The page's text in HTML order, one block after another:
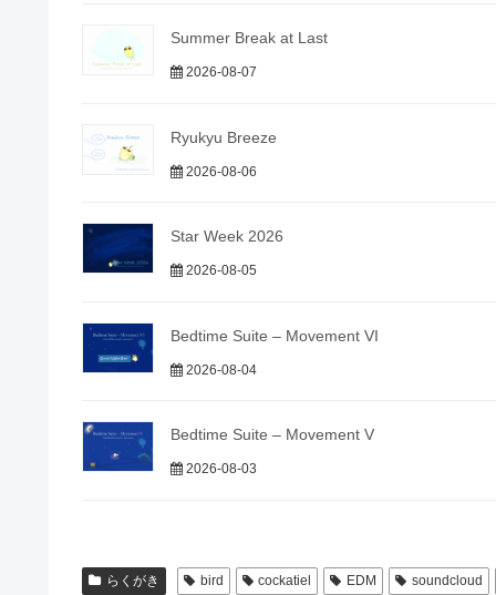
Summer Break at Last
2026-08-07
Ryukyu Breeze
2026-08-06
Star Week 2026
2026-08-05
Bedtime Suite – Movement VI
2026-08-04
Bedtime Suite – Movement V
2026-08-03
らくがき bird cockatiel EDM soundcloud